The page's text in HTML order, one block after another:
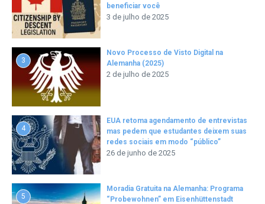
beneficiar você
3 de julho de 2025
3
Novo Processo de Visto Digital na
Alemanha (2025)
2 de julho de 2025
4
EUA retoma agendamento de entrevistas
mas pedem que estudantes deixem suas
redes sociais em modo “público”
26 de junho de 2025
5
Moradia Gratuita na Alemanha: Programa
“Probewohnen” em Eisenhüttenstadt